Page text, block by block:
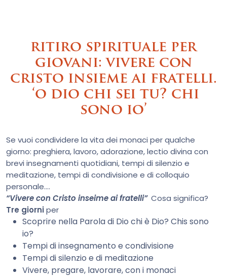
ritiro spirituale per
giovani: vivere con
cristo insieme ai fratelli.
‘o dio chi sei tu? chi
sono io’
Se vuoi condividere la vita dei monaci per qualche
giorno: preghiera, lavoro, adorazione, lectio divina con
brevi insegnamenti quotidiani, tempi di silenzio e
meditazione, tempi di condivisione e di colloquio
personale….
“Vivere con Cristo inseime ai fratelli” Cosa significa?
Tre giorniper
Scoprire nella Parola di Dio chi è Dio? Chis sono
io?
Tempi di insegnamento e condivisione
Tempi di silenzio e di meditazione
Vivere, pregare, lavorare, con i monaci